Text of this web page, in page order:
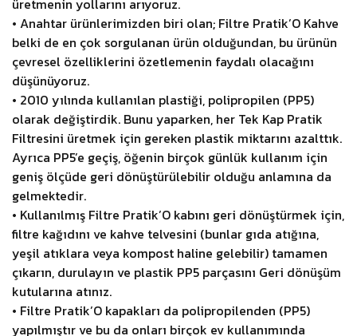
• Anahtar ürünlerimizden biri olan; Filtre Pratik’O Kahve
belki de en çok sorgulanan ürün olduğundan, bu ürünün
çevresel özelliklerini özetlemenin faydalı olacağını
düşünüyoruz.
• 2010 yılında kullanılan plastiği, polipropilen (PP5)
olarak değiştirdik. Bunu yaparken, her Tek Kap Pratik
Filtresini üretmek için gereken plastik miktarını azalttık.
Ayrıca PP5’e geçiş, öğenin birçok günlük kullanım için
geniş ölçüde geri dönüştürülebilir olduğu anlamına da
gelmektedir.
• Kullanılmış Filtre Pratik’O kabını geri dönüştürmek için,
filtre kağıdını ve kahve telvesini (bunlar gıda atığına,
yeşil atıklara veya kompost haline gelebilir) tamamen
çıkarın, durulayın ve plastik PP5 parçasını Geri dönüşüm
kutularına atınız.
• Filtre Pratik’O kapakları da polipropilenden (PP5)
yapılmıştır ve bu da onları birçok ev kullanımında